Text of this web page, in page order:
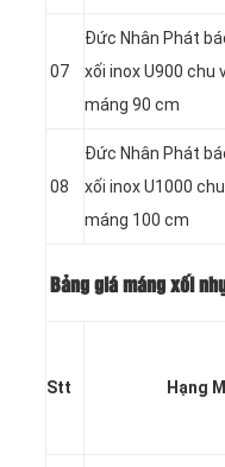
07
Đức Nhân Phát
xối inox U900 chu
máng 90 cm
08
Đức Nhân Phát
xối inox U1000
máng 100 cm
Bảng giá máng xối
Stt Hạng